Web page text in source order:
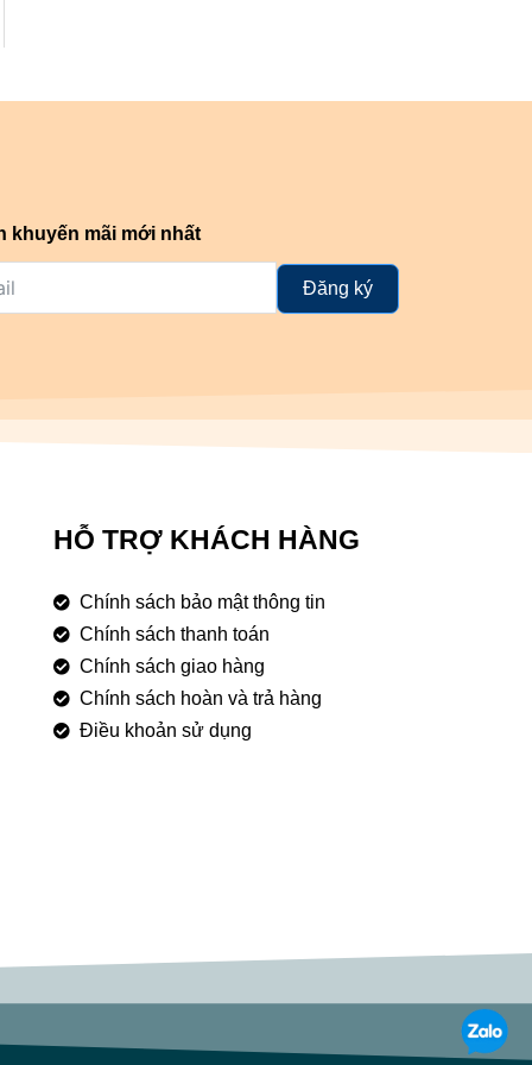
khuyến mãi mới nhất
Đăng ký
HỖ TRỢ KHÁCH HÀNG
Chính sách bảo mật thông tin
Chính sách thanh toán
Chính sách giao hàng
Chính sách hoàn và trả hàng
Điều khoản sử dụng